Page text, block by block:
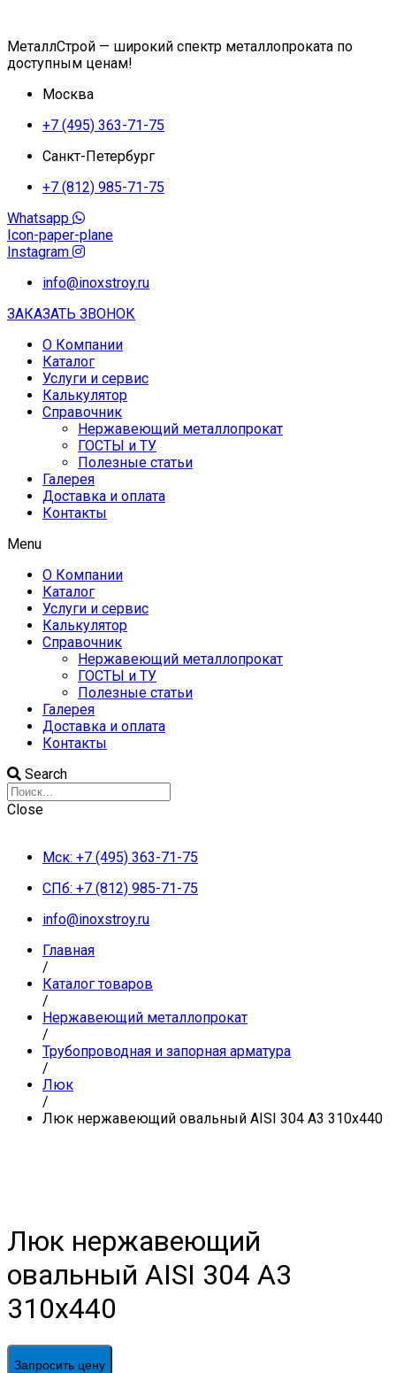
МеталлСтрой — широкий спектр металлопроката по
доступным ценам!
Москва
+7 (495) 363-71-75
Санкт-Петербург
+7 (812) 985-71-75
Whatsapp
Icon-paper-plane
Instagram
info@inoxstroy.ru
ЗАКАЗАТЬ ЗВОНОК
О Компании
Каталог
Услуги и сервис
Калькулятор
Справочник
Нержавеющий металлопрокат
ГОСТЫ и ТУ
Полезные статьи
Галерея
Доставка и оплата
Контакты
Menu
О Компании
Каталог
Услуги и сервис
Калькулятор
Справочник
Нержавеющий металлопрокат
ГОСТЫ и ТУ
Полезные статьи
Галерея
Доставка и оплата
Контакты
Search
Close
Мск: +7 (495) 363-71-75
СПб: +7 (812) 985-71-75
info@inoxstroy.ru
Главная
/
Каталог товаров
/
Нержавеющий металлопрокат
/
Трубопроводная и запорная арматура
/
Люк
/
Люк нержавеющий овальный AISI 304 А3 310х440
Люк нержавеющий
овальный AISI 304 А3
310х440
Запросить цену